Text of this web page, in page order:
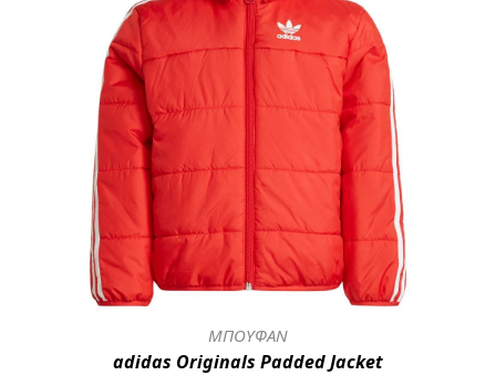
ΜΠΟΥΦΑΝ
adidas Originals Padded Jacket